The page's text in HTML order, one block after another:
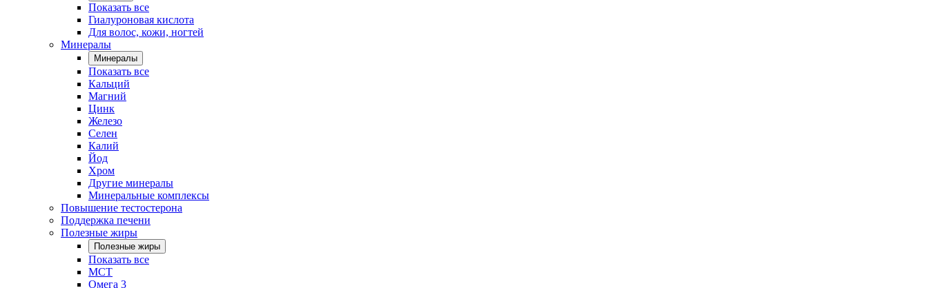
Показать все
Гиалуроновая кислота
Для волос, кожи, ногтей
Минералы
Минералы
Показать все
Кальций
Магний
Цинк
Железо
Селен
Калий
Йод
Хром
Другие минералы
Минеральные комплексы
Повышение тестостерона
Поддержка печени
Полезные жиры
Полезные жиры
Показать все
MCT
Омега 3